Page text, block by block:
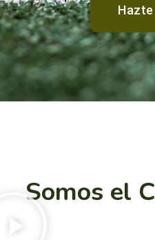
Somos el